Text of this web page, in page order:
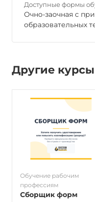
Доступные формы
Очно-заочная с
образовательных
Другие
Обучение рабочим
профессиям
Сборщик форм